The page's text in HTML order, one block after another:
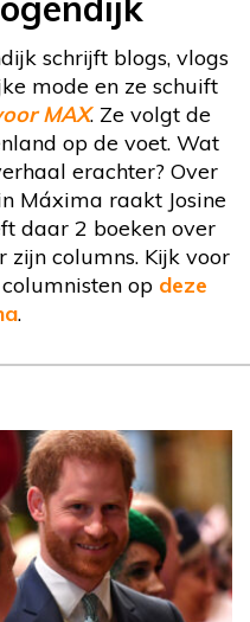
schrijft blogs, vlogs
mode en ze schuift
MAX. Ze volgt de
op de voet. Wat
erachter? Over
Máxima raakt Josine
daar 2 boeken over
zijn columns. Kijk voor
op deze
.